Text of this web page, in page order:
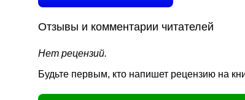
Отзывы и комментарии читателей
Нет рецензий.
Будьте первым, кто напишет рецензию на